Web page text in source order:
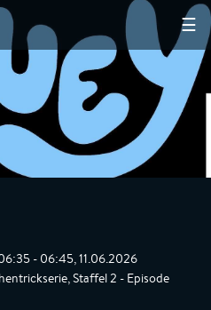
☰
- 06:45, 11.06.2026
Staffel 2 - Episode